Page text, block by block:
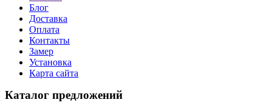
Блог
Доставка
Оплата
Контакты
Замер
Установка
Карта сайта
Каталог предложений